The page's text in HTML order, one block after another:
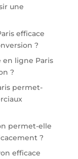
une
efficace
?
en ligne Paris
?
permet-
permet-elle
?
efficace